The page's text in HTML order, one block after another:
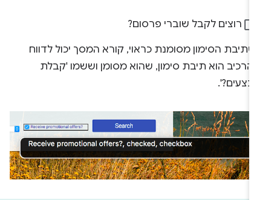
רוצים לקבל שוברי פרסום?
הסימון מסומנת כראוי, קורא המסך יכול לדווח
הוא תיבת סימון, שהוא מסומן וששמו 'קבלת